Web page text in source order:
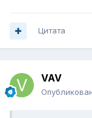
Цитата
VAV